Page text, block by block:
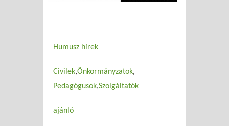
Humusz hírek
Civilek Önkormányzatok
Pedagógusok Szolgáltatók
ajánló